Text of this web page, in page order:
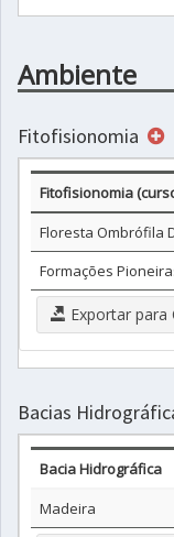
Ambiente
Fitofisionomia
Fitofisionomia
Floresta Ombrófila
Formações
Exportar para
Bacias
Bacia Hidrográfica
Madeira